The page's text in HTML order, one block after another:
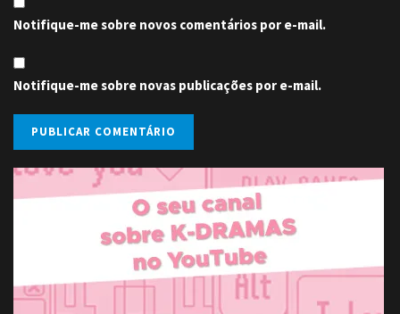
Notifique-me sobre novos comentários por e-mail.
Notifique-me sobre novas publicações por e-mail.